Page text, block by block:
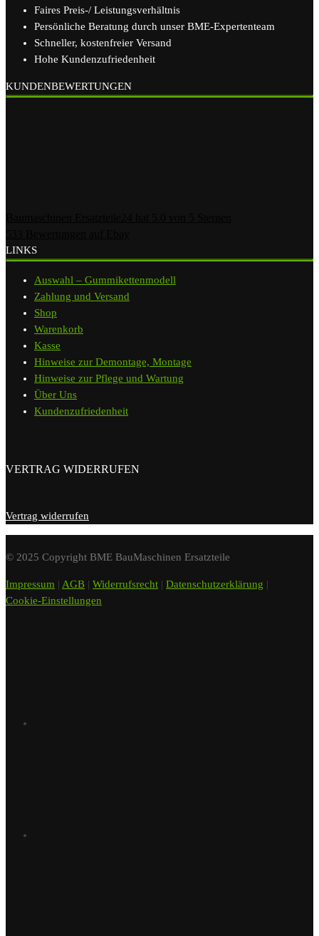
Faires Preis-/ Leistungsverhältnis
Persönliche Beratung durch unser BME-Expertenteam
Schneller, kostenfreier Versand
Hohe Kundenzufriedenheit
KUNDENBEWERTUNGEN
LINKS
Auswahl – Gummikettenmodell
Zahlung und Versand
Shop
Warenkorb
Kasse
Hinweise zur Demontage, Montage
Hinweise zur Pflege und Wartung
Über Uns
Kundenzufriedenheit
VERTRAG WIDERRUFEN
Vertrag widerrufen
© 2025 Copyright BME BauMaschinen Ersatzteile
Impressum | AGB | Widerrufsrecht | Datenschutzerklärung |
Cookie-Einstellungen